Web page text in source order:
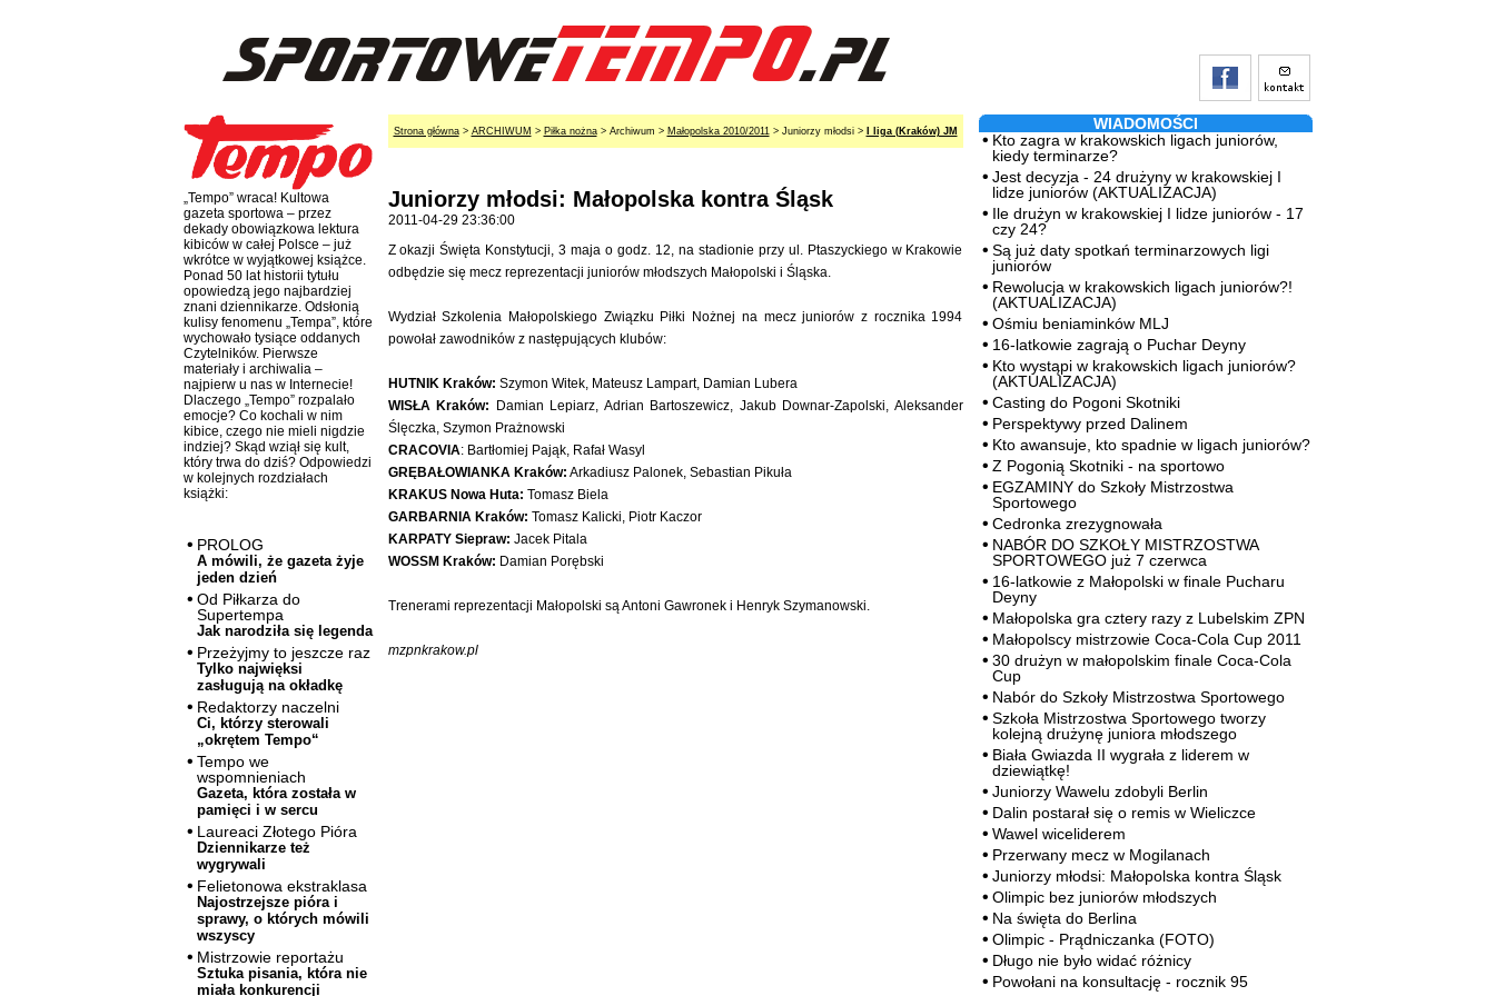
„Tempo” wraca! Kultowa
gazeta sportowa – przez
dekady obowiązkowa lektura
kibiców w całej Polsce – już
wkrótce w wyjątkowej książce.
Ponad 50 lat historii tytułu
opowiedzą jego najbardziej
znani dziennikarze. Odsłonią
kulisy fenomenu „Tempa”, które
wychowało tysiące oddanych
Czytelników. Pierwsze
materiały i archiwalia –
najpierw u nas w Internecie!
Dlaczego „Tempo” rozpalało
emocje? Co kochali w nim
kibice, czego nie mieli nigdzie
indziej? Skąd wziął się kult,
który trwa do dziś? Odpowiedzi
w kolejnych rozdziałach
książki:
PROLOG
A mówili, że gazeta żyje
jeden dzień
Od Piłkarza do
Supertempa
Jak narodziła się legenda
Przeżyjmy to jeszcze raz
Tylko najwięksi
zasługują na okładkę
Redaktorzy naczelni
Ci, którzy sterowali
„okrętem Tempo“
Tempo we
wspomnieniach
Gazeta, która została w
pamięci i w sercu
Laureaci Złotego Pióra
Dziennikarze też
wygrywali
Felietonowa ekstraklasa
Najostrzejsze pióra i
sprawy, o których mówili
wszyscy
Mistrzowie reportażu
Sztuka pisania, która nie
miała konkurencji
Strona główna> ARCHIWUM > Piłka nożna> Archiwum > Małopolska 2010/2011> Juniorzy młodsi > I liga (Kraków) JM
Juniorzy młodsi: Małopolska kontra Śląsk
2011-04-29 23:36:00
Z okazji Święta Konstytucji, 3 maja o godz. 12, na stadionie przy ul. Ptaszyckiego w Krakowie
odbędzie się mecz reprezentacji juniorów młodszych Małopolski i Śląska.
Wydział Szkolenia Małopolskiego Związku Piłki Nożnej na mecz juniorów z rocznika 1994
powołał zawodników z następujących klubów:
HUTNIK Kraków: Szymon Witek, Mateusz Lampart, Damian Lubera
WISŁA Kraków: Damian Lepiarz, Adrian Bartoszewicz, Jakub Downar-Zapolski, Aleksander
Ślęczka, Szymon Prażnowski
CRACOVIA: Bartłomiej Pająk, Rafał Wasyl
GRĘBAŁOWIANKA Kraków: Arkadiusz Palonek, Sebastian Pikuła
KRAKUS Nowa Huta: Tomasz Biela
GARBARNIA Kraków: Tomasz Kalicki, Piotr Kaczor
KARPATY Siepraw: Jacek Pitala
WOSSM Kraków: Damian Porębski
Trenerami reprezentacji Małopolski są Antoni Gawronek i Henryk Szymanowski.
mzpnkrakow.pl
WIADOMOŚCI
Kto zagra w krakowskich ligach juniorów,
kiedy terminarze?
Jest decyzja - 24 drużyny w krakowskiej I
lidze juniorów (AKTUALIZACJA)
Ile drużyn w krakowskiej I lidze juniorów - 17
czy 24?
Są już daty spotkań terminarzowych ligi
juniorów
Rewolucja w krakowskich ligach juniorów?!
(AKTUALIZACJA)
Ośmiu beniaminków MLJ
16-latkowie zagrają o Puchar Deyny
Kto wystąpi w krakowskich ligach juniorów?
(AKTUALIZACJA)
Casting do Pogoni Skotniki
Perspektywy przed Dalinem
Kto awansuje, kto spadnie w ligach juniorów?
Z Pogonią Skotniki - na sportowo
EGZAMINY do Szkoły Mistrzostwa
Sportowego
Cedronka zrezygnowała
NABÓR DO SZKOŁY MISTRZOSTWA
SPORTOWEGO już 7 czerwca
16-latkowie z Małopolski w finale Pucharu
Deyny
Małopolska gra cztery razy z Lubelskim ZPN
Małopolscy mistrzowie Coca-Cola Cup 2011
30 drużyn w małopolskim finale Coca-Cola
Cup
Nabór do Szkoły Mistrzostwa Sportowego
Szkoła Mistrzostwa Sportowego tworzy
kolejną drużynę juniora młodszego
Biała Gwiazda II wygrała z liderem w
dziewiątkę!
Juniorzy Wawelu zdobyli Berlin
Dalin postarał się o remis w Wieliczce
Wawel wiceliderem
Przerwany mecz w Mogilanach
Juniorzy młodsi: Małopolska kontra Śląsk
Olimpic bez juniorów młodszych
Na święta do Berlina
Olimpic - Prądniczanka (FOTO)
Długo nie było widać różnicy
Powołani na konsultację - rocznik 95